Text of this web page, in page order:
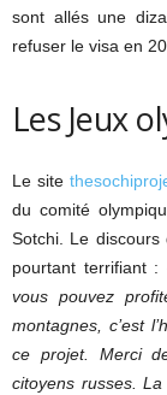
sont allés une
refuser le visa en
Les Jeux
Le site
du comité
Sotchi. Le
pourtant terrifiant :
vous pouvez
montagnes, c’est
ce projet. Merci
citoyens russes.